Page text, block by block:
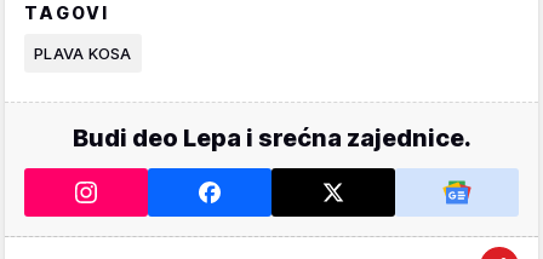
TAGOVI
PLAVA KOSA
Budi deo Lepa i srećna zajednice.